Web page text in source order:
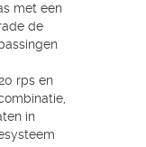
met een
de
rps en
in